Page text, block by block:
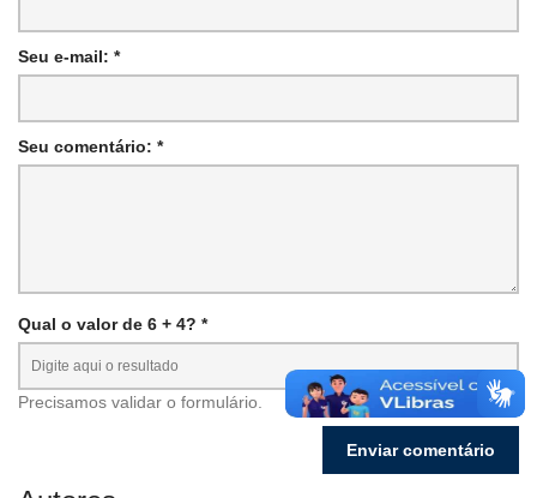
Seu e-mail: *
Seu comentário: *
Qual o valor de 6 + 4? *
Precisamos validar o formulário.